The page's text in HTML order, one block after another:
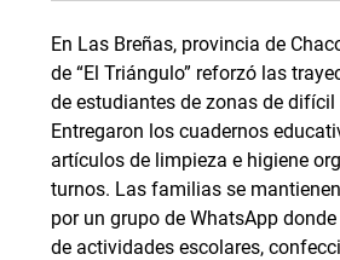
En Las Breñas, provincia de
de “El Triángulo” reforzó las
de estudiantes de zonas de difícil
Entregaron los cuadernos
artículos de limpieza e higiene
turnos. Las familias se
por un grupo de WhatsApp
de actividades escolares,